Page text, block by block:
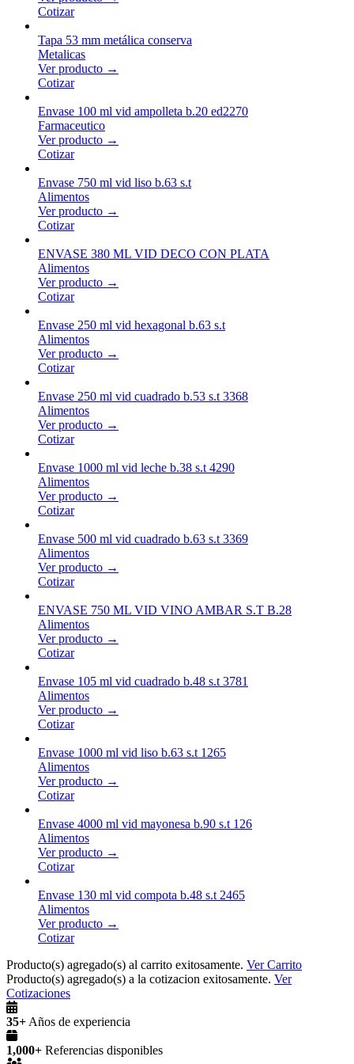
Cotizar
Tapa 53 mm metálica conserva
Metalicas
Ver producto →
Cotizar
Envase 100 ml vid ampolleta b.20 ed2270
Farmaceutico
Ver producto →
Cotizar
Envase 750 ml vid liso b.63 s.t
Alimentos
Ver producto →
Cotizar
ENVASE 380 ML VID DECO CON PLATA
Alimentos
Ver producto →
Cotizar
Envase 250 ml vid hexagonal b.63 s.t
Alimentos
Ver producto →
Cotizar
Envase 250 ml vid cuadrado b.53 s.t 3368
Alimentos
Ver producto →
Cotizar
Envase 1000 ml vid leche b.38 s.t 4290
Alimentos
Ver producto →
Cotizar
Envase 500 ml vid cuadrado b.63 s.t 3369
Alimentos
Ver producto →
Cotizar
ENVASE 750 ML VID VINO AMBAR S.T B.28
Alimentos
Ver producto →
Cotizar
Envase 105 ml vid cuadrado b.48 s.t 3781
Alimentos
Ver producto →
Cotizar
Envase 1000 ml vid liso b.63 s.t 1265
Alimentos
Ver producto →
Cotizar
Envase 4000 ml vid mayonesa b.90 s.t 126
Alimentos
Ver producto →
Cotizar
Envase 130 ml vid compota b.48 s.t 2465
Alimentos
Ver producto →
Cotizar
Producto(s) agregado(s) al carrito exitosamente. Ver Carrito
Producto(s) agregado(s) a la cotizacion exitosamente. Ver
Cotizaciones
35+ Años de experiencia
1,000+ Referencias disponibles